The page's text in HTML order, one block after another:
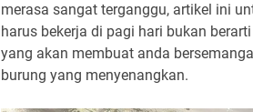
merasa sangat terganggu, artikel ini
harus bekerja di pagi hari bukan
yang akan membuat anda
burung yang menyenangkan.